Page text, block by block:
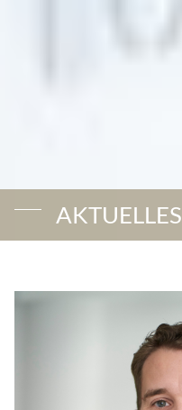
AKTUELLES